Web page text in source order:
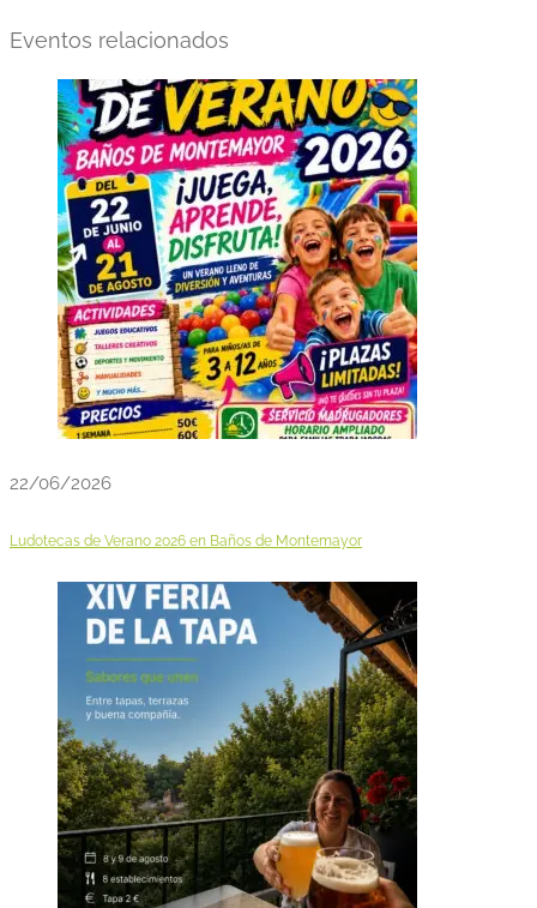
Eventos relacionados
22/06/2026
Ludotecas de Verano 2026 en Baños de Montemayor